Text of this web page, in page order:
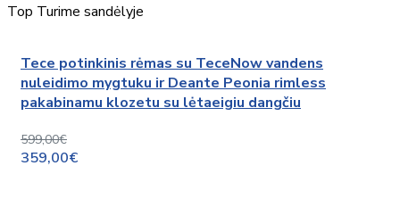
Top Turime sandėlyje
Tece potinkinis rėmas su TeceNow vandens
nuleidimo mygtuku ir Deante Peonia rimless
pakabinamu klozetu su lėtaeigiu dangčiu
599,00€
359,00€